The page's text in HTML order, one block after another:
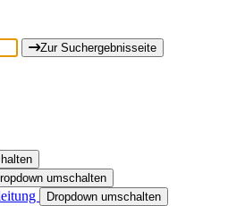
Zur Suchergebnisseite
umschalten
Dropdown umschalten